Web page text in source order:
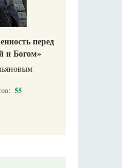
перед
и Богом»
55